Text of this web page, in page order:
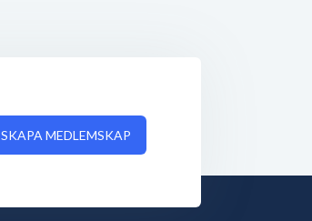
SKAPA MEDLEMSKAP